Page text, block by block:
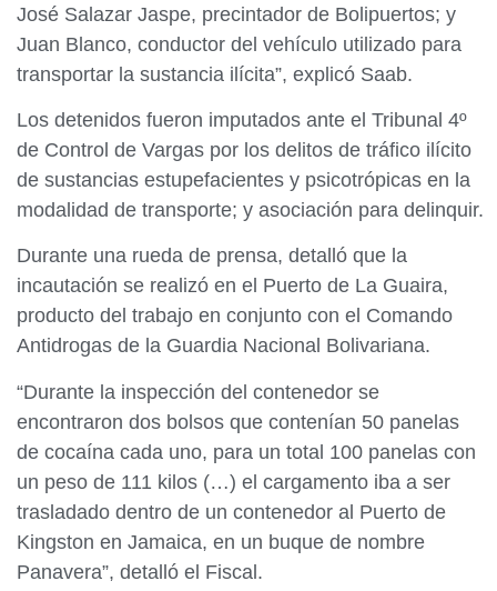
José Salazar Jaspe, precintador de Bolipuertos; y
Juan Blanco, conductor del vehículo utilizado para
transportar la sustancia ilícita”, explicó Saab.
Los detenidos fueron imputados ante el Tribunal 4º
de Control de Vargas por los delitos de tráfico ilícito
de sustancias estupefacientes y psicotrópicas en la
modalidad de transporte; y asociación para delinquir.
Durante una rueda de prensa, detalló que la
incautación se realizó en el Puerto de La Guaira,
producto del trabajo en conjunto con el Comando
Antidrogas de la Guardia Nacional Bolivariana.
“Durante la inspección del contenedor se
encontraron dos bolsos que contenían 50 panelas
de cocaína cada uno, para un total 100 panelas con
un peso de 111 kilos (…) el cargamento iba a ser
trasladado dentro de un contenedor al Puerto de
Kingston en Jamaica, en un buque de nombre
Panavera”, detalló el Fiscal.